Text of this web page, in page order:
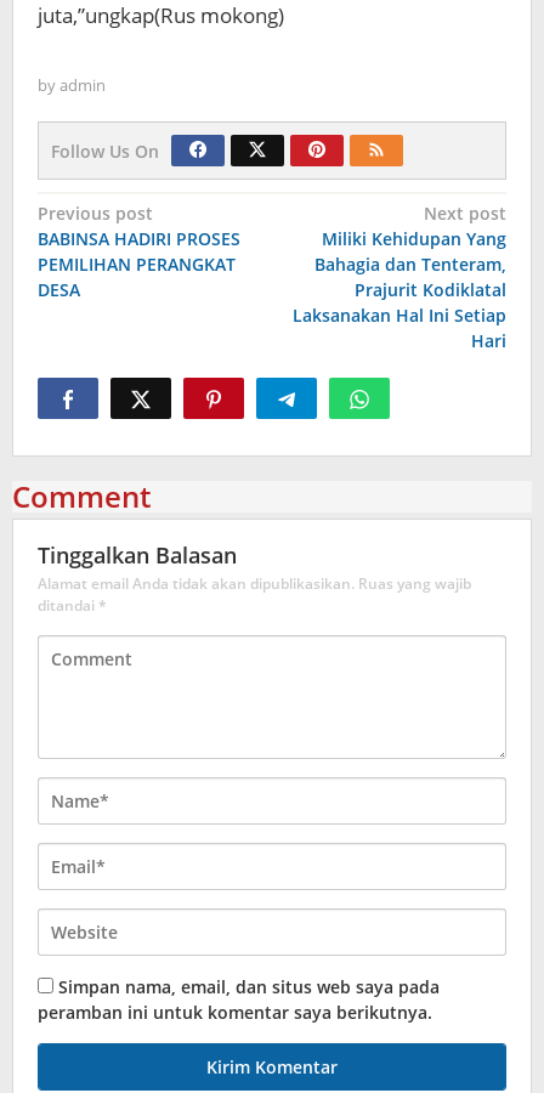
juta,”ungkap(Rus mokong)
byadmin
Follow Us On
Navigasi
pos
Previous post
BABINSA HADIRI PROSES
PEMILIHAN PERANGKAT
DESA
Next post
Miliki Kehidupan Yang
Bahagia dan Tenteram,
Prajurit Kodiklatal
Laksanakan Hal Ini Setiap
Hari
Comment
Tinggalkan Balasan
Alamat email Anda tidak akan dipublikasikan. Ruas yang wajib
ditandai *
Simpan nama, email, dan situs web saya pada
peramban ini untuk komentar saya berikutnya.